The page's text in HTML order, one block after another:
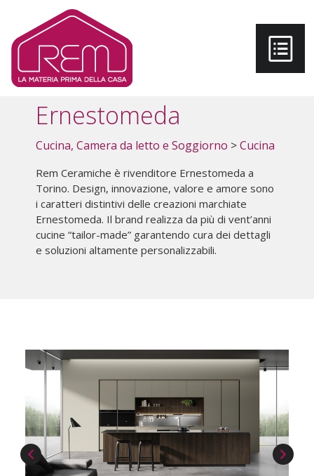
Salta al contenuto principale
Ernestomeda
Cucina, Camera da letto e Soggiorno >Cucina
Rem Ceramiche è rivenditore Ernestomeda a
Torino. Design, innovazione, valore e amore sono
i caratteri distintivi delle creazioni marchiate
Ernestomeda. Il brand realizza da più di vent’anni
cucine “tailor-made” garantendo cura dei dettagli
e soluzioni altamente personalizzabili.